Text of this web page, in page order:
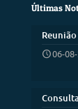
Últimas
06-